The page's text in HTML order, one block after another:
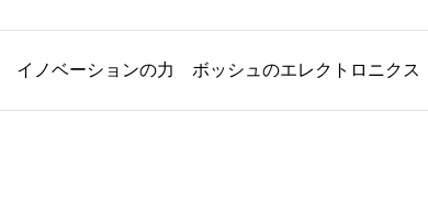
イノベーションの力 ボッシュのエレクトロニクス